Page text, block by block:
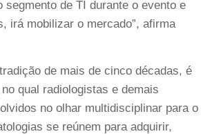
segmento de TI durante o evento e
irá mobilizar o mercado”, afirma
de mais de cinco décadas, é
qual radiologistas e demais
no olhar multidisciplinar para o
se reúnem para adquirir,